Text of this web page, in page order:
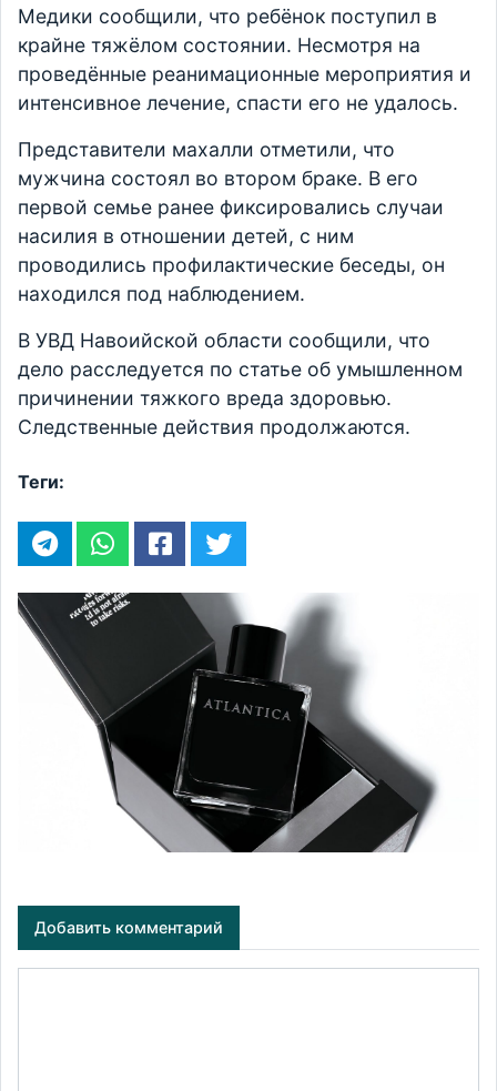
Медики сообщили, что ребёнок поступил в
крайне тяжёлом состоянии. Несмотря на
проведённые реанимационные мероприятия и
интенсивное лечение, спасти его не удалось.
Представители махалли отметили, что
мужчина состоял во втором браке. В его
первой семье ранее фиксировались случаи
насилия в отношении детей, с ним
проводились профилактические беседы, он
находился под наблюдением.
В УВД Навоийской области сообщили, что
дело расследуется по статье об умышленном
причинении тяжкого вреда здоровью.
Следственные действия продолжаются.
Теги:
Добавить комментарий